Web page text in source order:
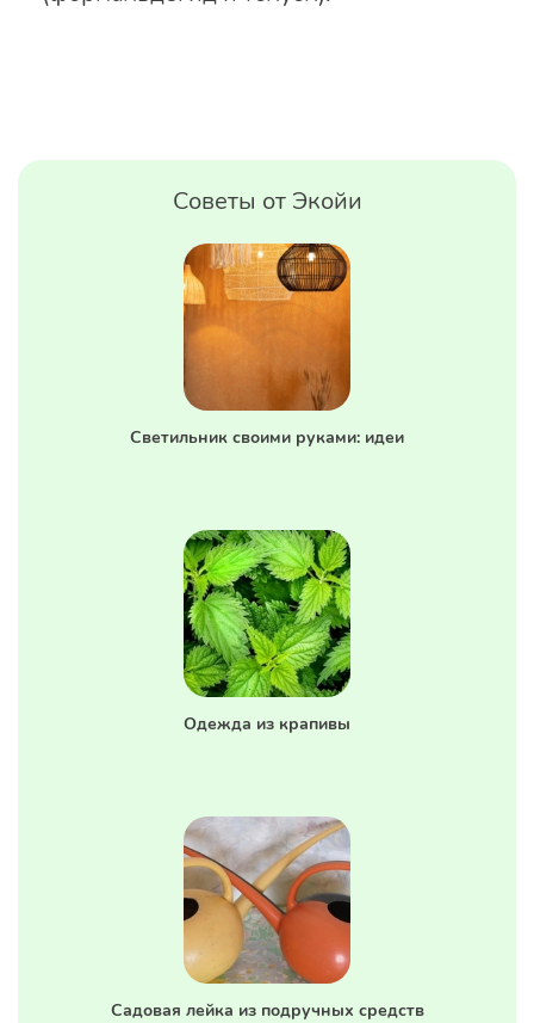
Советы от Экойи
Светильник своими руками: идеи
Одежда из крапивы
Садовая лейка из подручных средств